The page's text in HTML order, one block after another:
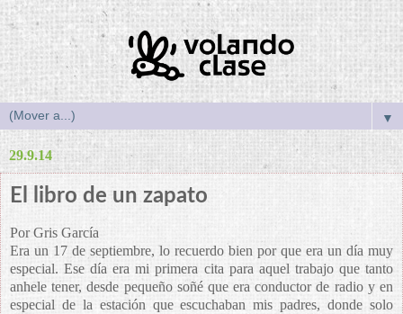
▼
29.9.14
El libro de un zapato
Por Gris García
Era un 17 de septiembre, lo recuerdo bien por que era un día muy
especial. Ese día era mi primera cita para aquel trabajo que tanto
anhele tener, desde pequeño soñé que era conductor de radio y en
especial de la estación que escuchaban mis padres, donde solo